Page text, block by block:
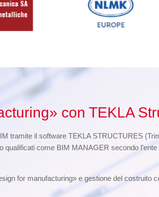
con TEKLA
tramite il software TEKLA STRUCTURES
qualificati come BIM MANAGER secondo
for manufacturing» e gestione del costruito